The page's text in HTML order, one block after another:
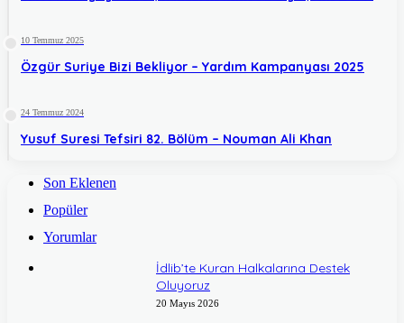
10 Temmuz 2025
Özgür Suriye Bizi Bekliyor – Yardım Kampanyası 2025
24 Temmuz 2024
Yusuf Suresi Tefsiri 82. Bölüm – Nouman Ali Khan
Son Eklenen
Popüler
Yorumlar
İdlib’te Kuran Halkalarına Destek
Oluyoruz
20 Mayıs 2026